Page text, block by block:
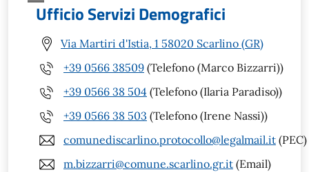
Ufficio Servizi Demografici
Via Martiri d'Istia, 1 58020 Scarlino (GR)
+39 0566 38509 (Telefono (Marco Bizzarri))
+39 0566 38 504 (Telefono (Ilaria Paradiso))
+39 0566 38 503 (Telefono (Irene Nassi))
comunediscarlino.protocollo@legalmail.it (PEC)
m.bizzarri@comune.scarlino.gr.it (Email)